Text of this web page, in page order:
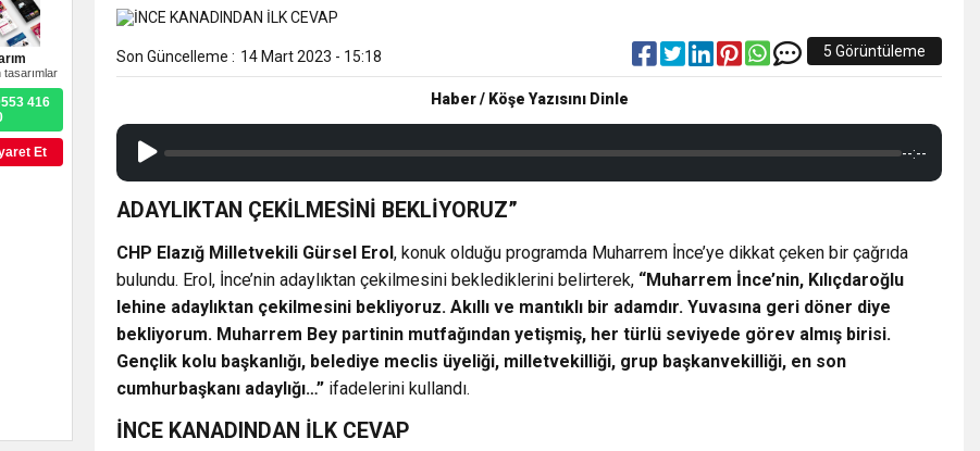
416
Et
12:20
Mohamed Salah’ın Trabzon’da İlk Sözleri!
Son Güncelleme : 14 Mart 2023 - 15:18 5 Görüntüleme
Haber / Köşe Yazısını Dinle
--:--
ADAYLIKTAN ÇEKİLMESİNİ BEKLİYORUZ”
CHP Elazığ Milletvekili Gürsel Erol, konuk olduğu programda Muharrem İnce’ye dikkat çeken bir çağrıda
bulundu. Erol, İnce’nin adaylıktan çekilmesini beklediklerini belirterek, “Muharrem İnce’nin, Kılıçdaroğlu
lehine adaylıktan çekilmesini bekliyoruz. Akıllı ve mantıklı bir adamdır. Yuvasına geri döner diye
bekliyorum. Muharrem Bey partinin mutfağından yetişmiş, her türlü seviyede görev almış birisi.
Gençlik kolu başkanlığı, belediye meclis üyeliği, milletvekilliği, grup başkanvekilliği, en son
cumhurbaşkanı adaylığı…” ifadelerini kullandı.
İNCE KANADINDAN İLK CEVAP